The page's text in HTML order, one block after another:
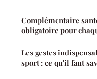
Complémentaire
obligatoire pour
Les gestes
sport : ce qu'il faut